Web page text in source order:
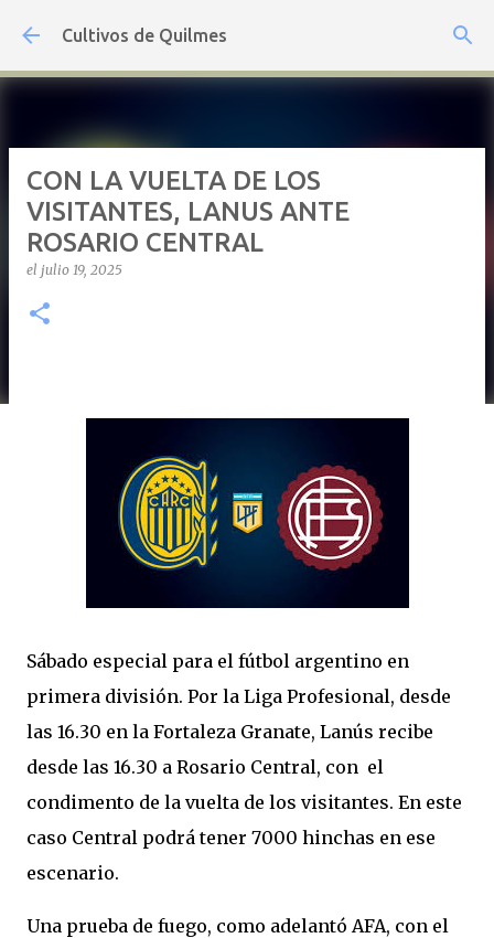
Ir al contenido principal
Cultivos de Quilmes
CON LA VUELTA DE LOS
VISITANTES, LANUS ANTE
ROSARIO CENTRAL
el julio 19, 2025
Sábado especial para el fútbol argentino en
primera división. Por la Liga Profesional, desde
las 16.30 en la Fortaleza Granate, Lanús recibe
desde las 16.30 a Rosario Central, con el
condimento de la vuelta de los visitantes. En este
caso Central podrá tener 7000 hinchas en ese
escenario.
Una prueba de fuego, como adelantó AFA, con el